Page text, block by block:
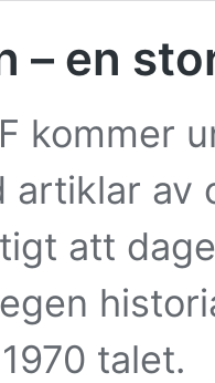
– en
kommer
artiklar av
att